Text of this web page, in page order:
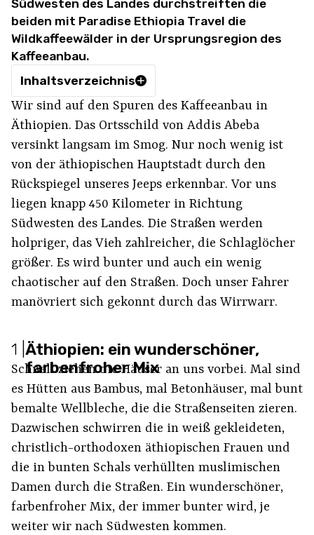
Südwesten des Landes durchstreiften die
beiden mit Paradise Ethiopia Travel die
Wildkaffeewälder in der Ursprungsregion des
Kaffeeanbau.
Inhaltsverzeichnis
Wir sind auf den Spuren des Kaffeeanbau in
Äthiopien. Das Ortsschild von Addis Abeba
versinkt langsam im Smog. Nur noch wenig ist
von der äthiopischen Hauptstadt durch den
Rückspiegel unseres Jeeps erkennbar. Vor uns
liegen knapp 450 Kilometer in Richtung
Südwesten des Landes. Die Straßen werden
holpriger, das Vieh zahlreicher, die Schlaglöcher
größer. Es wird bunter und auch ein wenig
chaotischer auf den Straßen. Doch unser Fahrer
manövriert sich gekonnt durch das Wirrwarr.
1 Äthiopien: ein wunderschöner,
farbenfroher Mix
Schnell ziehen die Häuser an uns vorbei. Mal sind
es Hütten aus Bambus, mal Betonhäuser, mal bunt
bemalte Wellbleche, die die Straßenseiten zieren.
Dazwischen schwirren die in weiß gekleideten,
christlich-orthodoxen äthiopischen Frauen und
die in bunten Schals verhüllten muslimischen
Damen durch die Straßen. Ein wunderschöner,
farbenfroher Mix, der immer bunter wird, je
weiter wir nach Südwesten kommen.